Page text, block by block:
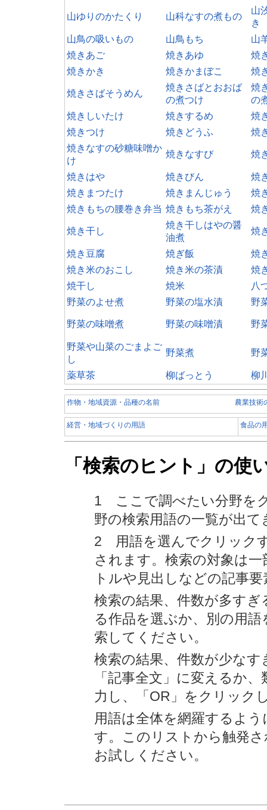
山ゆりのかたくり 山科なすの煮もの
山
き
山鳥の吸いもの
山鳥もち
山
焼きあご
焼きあゆ
焼
焼きかき
焼きかまぼこ 焼
焼きさばそうめん
焼きさばとおおば
の煮つけ
焼
の
焼きしいたけ
焼きするめ
焼
焼きつけ
焼きどうふ
焼
焼きなすの砂糖味噌か
け
焼きなすび 焼
焼きはや 焼きびん
焼
焼きまつたけ
焼きまんじゅう
焼
焼きもちの腰巻き弁当 焼きもち茶がえ 焼
焼き干し
焼き干しはやの醤
油煮
焼
焼き豆腐 焼ぎ飯
焼
焼き米のおこし
焼き米の茶漬
焼
焼干し
焼米
八
野菜のよせ煮
野菜の塩水漬 野
野菜の味噌煮 野菜の味噌漬 野
野菜や山菜のごまよご
し
野菜煮 野
薬草茶 柳ばっとう 柳
作物・地域資源・品種の名前 農業技術
経営・地域づくりの用語 食品の
「検索のヒント」の使
1 ここで調べたい分野を
野の検索用語の一覧が出て
2 用語を選んでクリック
されます。検索の対象は
トルや見出しなどの記事
検索の結果、件数が多す
る作品を選ぶか、別の用
索してください。
検索の結果、件数が少な
「記事全文」に変えるか
力し、「OR」をクリック
用語は全体を網羅するよ
す。このリストから触発
お試しください。